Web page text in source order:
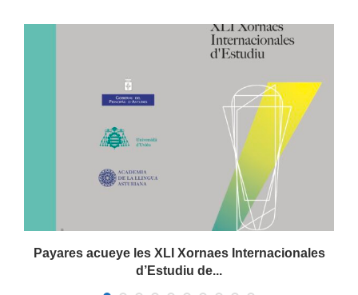
Payares acueye les XLI Xornaes Internacionales
d’Estudiu de...